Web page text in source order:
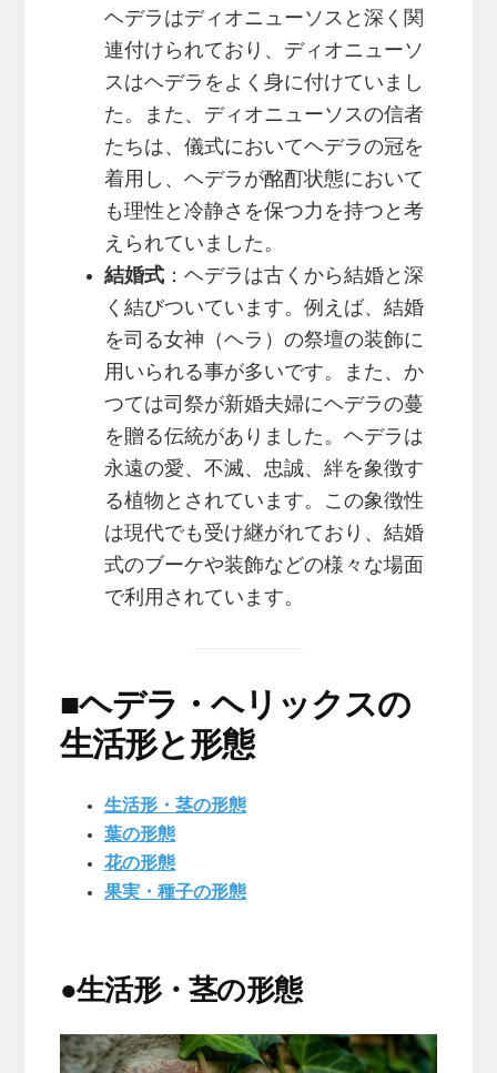
ヘデラはディオニューソスと深く関
連付けられており、ディオニューソ
スはヘデラをよく身に付けていまし
た。また、ディオニューソスの信者
たちは、儀式においてヘデラの冠を
着用し、ヘデラが酩酊状態において
も理性と冷静さを保つ力を持つと考
えられていました。
結婚式：ヘデラは古くから結婚と深
く結びついています。例えば、結婚
を司る女神（ヘラ）の祭壇の装飾に
用いられる事が多いです。また、か
つては司祭が新婚夫婦にヘデラの蔓
を贈る伝統がありました。ヘデラは
永遠の愛、不滅、忠誠、絆を象徴す
る植物とされています。この象徴性
は現代でも受け継がれており、結婚
式のブーケや装飾などの様々な場面
で利用されています。
■ヘデラ・ヘリックスの
生活形と形態
生活形・茎の形態
葉の形態
花の形態
果実・種子の形態
●生活形・茎の形態